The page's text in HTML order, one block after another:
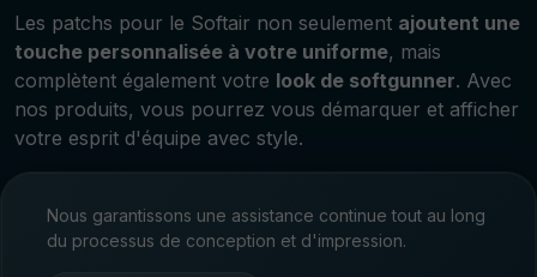
Les patchs pour le Softair non seulement ajoutent une
touche personnalisée à votre uniforme, mais
complètent également votre look de softgunner. Avec
nos produits, vous pourrez vous démarquer et afficher
votre esprit d'équipe avec style.
Nous garantissons une assistance continue tout au long
du processus de conception et d'impression.